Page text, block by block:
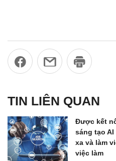
TIN LIÊN QUAN
Được kết
sáng tạo
xa và làm
việc làm